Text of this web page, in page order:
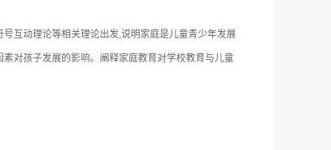
互动理论等相关理论出发,说明家庭是儿童青少年发展
对孩子发展的影响。阐释家庭教育对学校教育与儿童